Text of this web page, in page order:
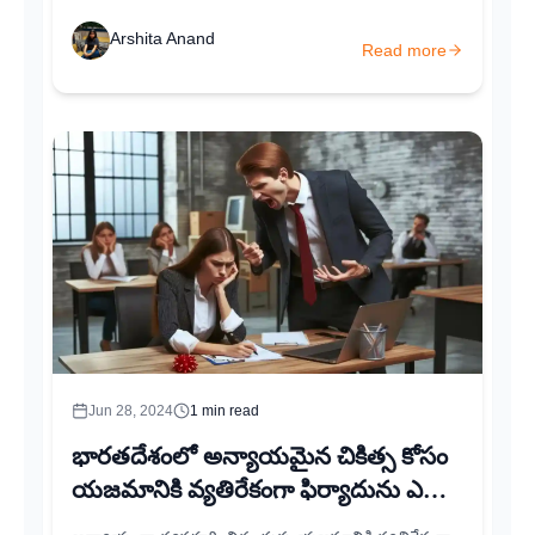
கவனிக்கப்படுவதையும் உறுதிசெய்யலாம்....
Arshita Anand
Read more
Jun 28, 2024 1 min read
భారతదేశంలో అన్యాయమైన చికిత్స కోసం
యజమానికి వ్యతిరేకంగా ఫిర్యాదును ఎలా